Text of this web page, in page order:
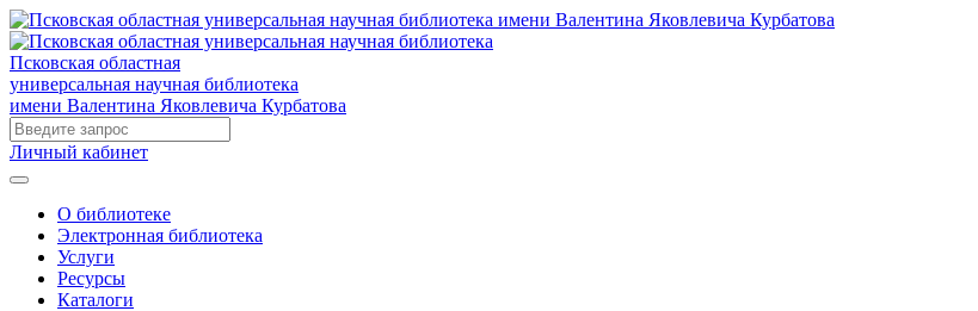
Псковская областная
универсальная научная библиотека
имени Валентина Яковлевича Курбатова
Личный кабинет
О библиотеке
Электронная библиотека
Услуги
Ресурсы
Каталоги